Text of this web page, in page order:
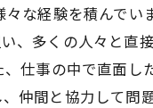
な経験を積んでい
、多くの人々と直
仕事の中で直面し
仲間と協力して問